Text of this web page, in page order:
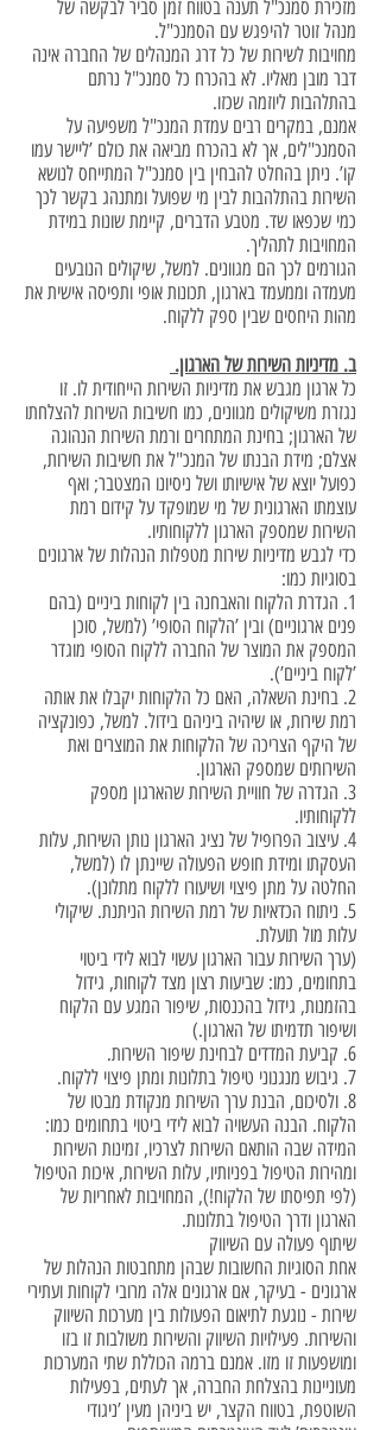
מזכירת סמנכ"ל תענה בטווח זמן סביר לבקשה של
מנהל זוטר להיפגש עם הסמנכ"ל.
מחויבות לשירות של כל דרג המנהלים של החברה אינה
דבר מובן מאליו. לא בהכרח כל סמנכ"ל נרתם
בהתלהבות ליוזמה שכזו.
אמנם, במקרים רבים עמדת המנכ"ל משפיעה על
הסמנכ"לים, אך לא בהכרח מביאה את כולם ’ליישר עמו
קו’. ניתן בהחלט להבחין בין סמנכ"ל המתייחס לנושא
השירות בהתלהבות לבין מי שפועל ומתנהג בקשר לכך
כמי שכפאו שד. מטבע הדברים, קיימת שונות במידת
המחויבות לתהליך.
הגורמים לכך הם מגוונים. למשל, שיקולים הנובעים
מעמדה וממעמד בארגון, תכונות אופי ותפיסה אישית את
מהות היחסים שבין ספק ללקוח.
ב. מדיניות השירות של הארגון.
כל ארגון מגבש את מדיניות השירות הייחודית לו. זו
נגזרת משיקולים מגוונים, כמו חשיבות השירות להצלחתו
של הארגון; בחינת המתחרים ורמת השירות הנהוגה
אצלם; מידת הבנתו של המנכ"ל את חשיבות השירות,
כפועל יוצא של אישיותו ושל ניסיונו המצטבר; ואף
עוצמתו הארגונית של מי שמופקד על קידום רמת
השירות שמספק הארגון ללקוחותיו.
כדי לגבש מדיניות שירות מטפלות הנהלות של ארגונים
בסוגיות כמו:
1. הגדרת הלקוח והאבחנה בין לקוחות ביניים (בהם
פנים ארגוניים) ובין ’הלקוח הסופי’ (למשל, סוכן
המספק את המוצר של החברה ללקוח הסופי מוגדר
’לקוח ביניים’).
2. בחינת השאלה, האם כל הלקוחות יקבלו את אותה
רמת שירות, או שיהיה ביניהם בידול. למשל, כפונקציה
של היקף הצריכה של הלקוחות את המוצרים ואת
השירותים שמספק הארגון.
3. הגדרה של חוויית השירות שהארגון מספק
ללקוחותיו.
4. עיצוב הפרופיל של נציג הארגון נותן השירות, עלות
העסקתו ומידת חופש הפעולה שיינתן לו (למשל,
החלטה על מתן פיצוי ושיעורו ללקוח מתלונן).
5. ניתוח הכדאיות של רמת השירות הניתנת. שיקולי
עלות מול תועלת.
(ערך השירות עבור הארגון עשוי לבוא לידי ביטוי
בתחומים, כמו: שביעות רצון מצד לקוחות, גידול
בהזמנות, גידול בהכנסות, שיפור המגע עם הלקוח
ושיפור תדמיתו של הארגון.)
6. קביעת המדדים לבחינת שיפור השירות.
7. גיבוש מנגנוני טיפול בתלונות ומתן פיצוי ללקוח.
8. ולסיכום, הבנת ערך השירות מנקודת מבטו של
הלקוח. הבנה העשויה לבוא לידי ביטוי בתחומים כמו:
המידה שבה הותאם השירות לצרכיו, זמינות השירות
ומהירות הטיפול בפניותיו, עלות השירות, איכות הטיפול
(לפי תפיסתו של הלקוח!), המחויבות לאחריות של
הארגון ודרך הטיפול בתלונות.
שיתוף פעולה עם השיווק
אחת הסוגיות החשובות שבהן מתחבטות הנהלות של
ארגונים - בעיקר, אם ארגונים אלה מרובי לקוחות ועתירי
שירות - נוגעת לתיאום הפעולות בין מערכות השיווק
והשירות. פעילויות השיווק והשירות משולבות זו בזו
ומושפעות זו מזו. אמנם ברמה הכוללת שתי המערכות
מעוניינות בהצלחת החברה, אך לעתים, בפעילות
השוטפת, בטווח הקצר, יש ביניהן מעין ’ניגודי